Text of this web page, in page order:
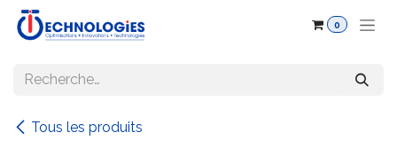
Se rendre au contenu
0
Tous les produits